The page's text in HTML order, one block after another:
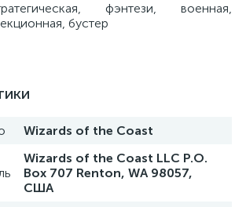
фэнтези, военная,
бустер
Wizards of the Coast
Wizards of the Coast LLC P.O.
Box 707 Renton, WA 98057,
США